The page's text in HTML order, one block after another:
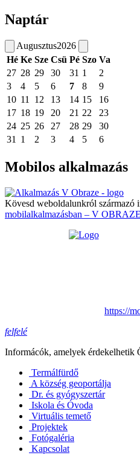
Naptár
Augusztus2026
Hé Ke Sze Csü Pé Szo Va
27 28 29 30 31 1
2
3
4 5 6 7 8
9
10 11 12 13 14 15
16
17 18 19 20 21 22
23
24 25 26 27 28 29
30
31
1 2 3 4 5 6
Mobilos alkalmazás
Kövesd weboldalunkról származó
mobilalkalmazásban – V
https://
felfelé
Informácók, amelyek érdekelhetik
Termálfürdő
A község geoportálja
Dr. és gyógyszertár
Iskola és Óvoda
Virtuális temető
Projektek
Fotógaléria
Kapcsolat